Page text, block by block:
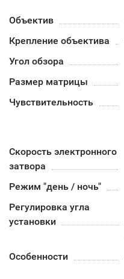
Объектив
Крепление объектива
Угол обзора
Размер матрицы
Чувствительность
Скорость электронного
затвора
Режим "день / ночь"
Регулировка угла
установки
Особенности